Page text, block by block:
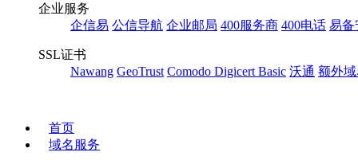
企业服务
企信易 公信导航 企业邮局 400服务商 400电话 易备
SSL证书
Nawang GeoTrust Comodo Digicert Basic 沃通 额外域
首页
域名服务